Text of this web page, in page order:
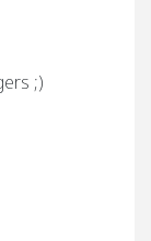
;)